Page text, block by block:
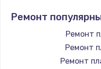
Ремонт
Ремонт
Ремонт
Ремонт